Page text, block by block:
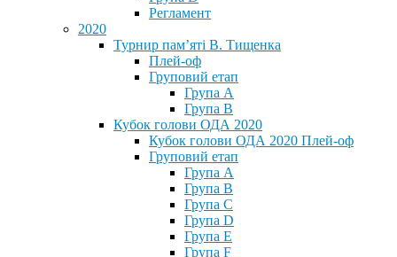
Регламент
2020
Турнир пам’яті В. Тищенка
Плей-оф
Груповий етап
Група А
Група В
Кубок голови ОДА 2020
Кубок голови ОДА 2020 Плей-оф
Груповий етап
Група A
Група B
Група C
Група D
Група E
Група F